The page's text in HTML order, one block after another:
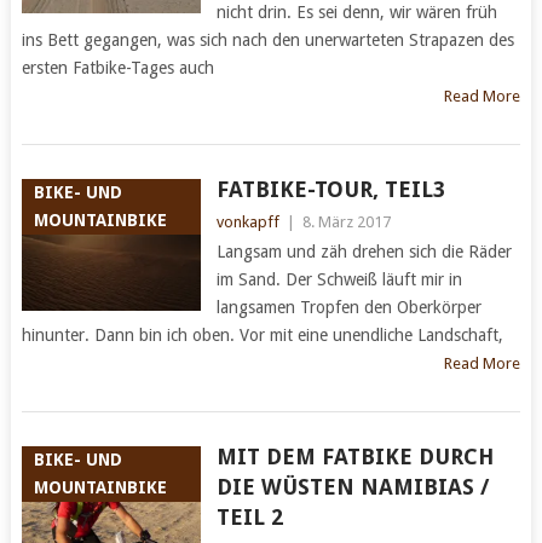
nicht drin. Es sei denn, wir wären früh
ins Bett gegangen, was sich nach den unerwarteten Strapazen des
ersten Fatbike-Tages auch
Read More
BIKE- UND
MOUNTAINBIKE
FATBIKE-TOUR, TEIL3
vonkapff 8. März 2017
Langsam und zäh drehen sich die Räder
im Sand. Der Schweiß läuft mir in
langsamen Tropfen den Oberkörper
hinunter. Dann bin ich oben. Vor mit eine unendliche Landschaft,
Read More
BIKE- UND
MOUNTAINBIKE
MIT DEM FATBIKE DURCH
DIE WÜSTEN NAMIBIAS /
TEIL 2